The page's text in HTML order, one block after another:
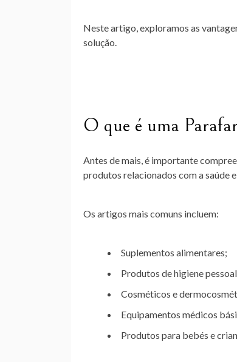
Neste artigo, exploramos as
solução.
O que é uma
Antes de mais, é importante
produtos relacionados com a saúde
Os artigos mais comuns incluem:
Suplementos alimentares;
Produtos de higiene
Cosméticos e
Equipamentos médicos
Produtos para bebés e